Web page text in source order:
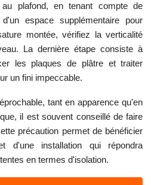
plafond, en tenant compte de
espace supplémentaire pour
montée, vérifiez la verticalité
La dernière étape consiste à
les plaques de plâtre et traiter
un fini impeccable.
tant en apparence qu'en
il est souvent conseillé de faire
précaution permet de bénéficier
d'une installation qui répondra
en termes d'isolation.